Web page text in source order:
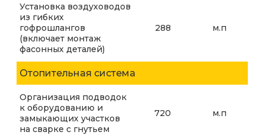
Установка воздуховодов
из гибких
гофрошлангов
(включает монтаж
фасонных деталей)
288 м.п
Отопительная система
Организация подводок
к оборудованию и
замыкающих участков
на сварке с гнутьем
720 м.п